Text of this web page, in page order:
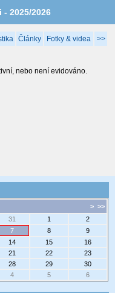
- 2025/2026
Články Fotky & videa >>
nebo není evidováno.
> >>
31 1
2
7 8
9
14 15
16
21 22
23
28 29
30
4 5 6